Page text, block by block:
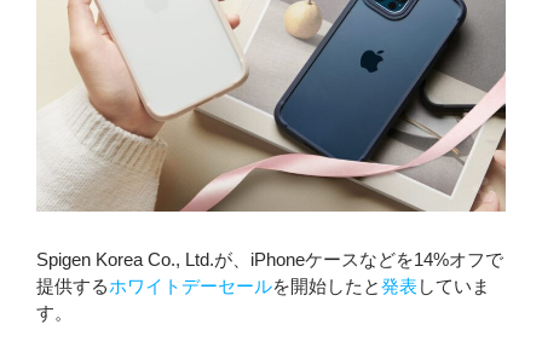
Spigen Korea Co., Ltd.が、iPhoneケースなどを14%オフで
提供するホワイトデーセールを開始したと発表していま
す。